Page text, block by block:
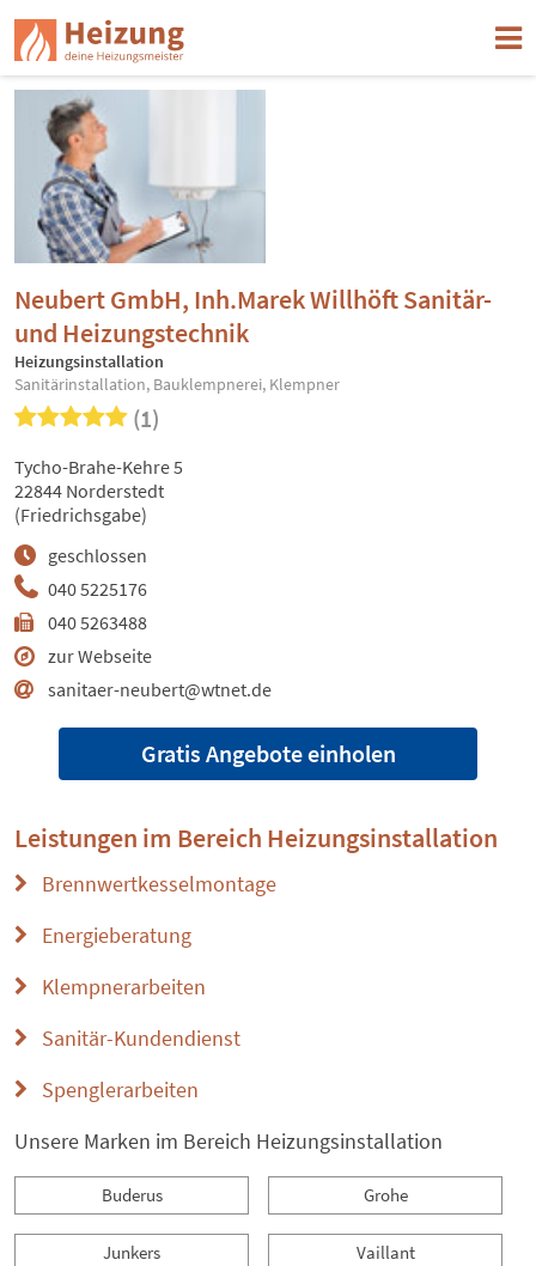
Neubert GmbH, Inh.Marek Willhöft Sanitär-
und Heizungstechnik
Heizungsinstallation
Sanitärinstallation, Bauklempnerei, Klempner
(1)
040 5225176
040 5263488
zur Webseite
sanitaer-neubert@wtnet.de
geschlossen
Tycho-Brahe-Kehre 5
22844 Norderstedt
(Friedrichsgabe)
Gratis Angebote einholen
Leistungen im Bereich Heizungsinstallation
Brennwertkesselmontage
Energieberatung
Klempnerarbeiten
Sanitär-Kundendienst
Spenglerarbeiten
Unsere Marken im Bereich Heizungsinstallation
Buderus Grohe
Junkers Vaillant